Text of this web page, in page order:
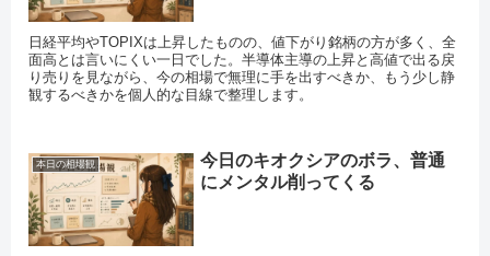
日経平均やTOPIXは上昇したものの、値下がり銘柄の方が多く、全
面高とは言いにくい一日でした。半導体主導の上昇と高値で出る戻
り売りを見ながら、今の相場で無理に手を出すべきか、もう少し静
観するべきかを個人的な目線で整理します。
本日の相場観
今日のキオクシアのボラ、普通
にメンタル削ってくる